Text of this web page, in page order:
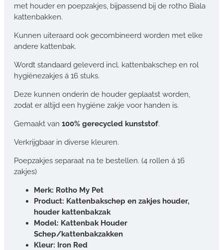
met houder en poepzakjes, bijpassend bij de rotho Biala
kattenbakken.
Kunnen uiteraard ook gecombineerd worden met elke
andere kattenbak.
Wordt standaard geleverd incl. kattenbakschep en rol
hygiënezakjes á 16 stuks.
Deze kunnen onderin de houder geplaatst worden,
zodat er altijd een hygiëne zakje voor handen is.
Gemaakt van 100% gerecycled kunststof.
Verkrijgbaar in diverse kleuren.
Poepzakjes separaat na te bestellen. (4 rollen á 16
zakjes)
Merk: Rotho My Pet
Product: Kattenbakschep en zakjes houder,
houder kattenbakzak
Model: Kattenbak Houder
Schep/kattenbakzakken
Kleur: Iron Red